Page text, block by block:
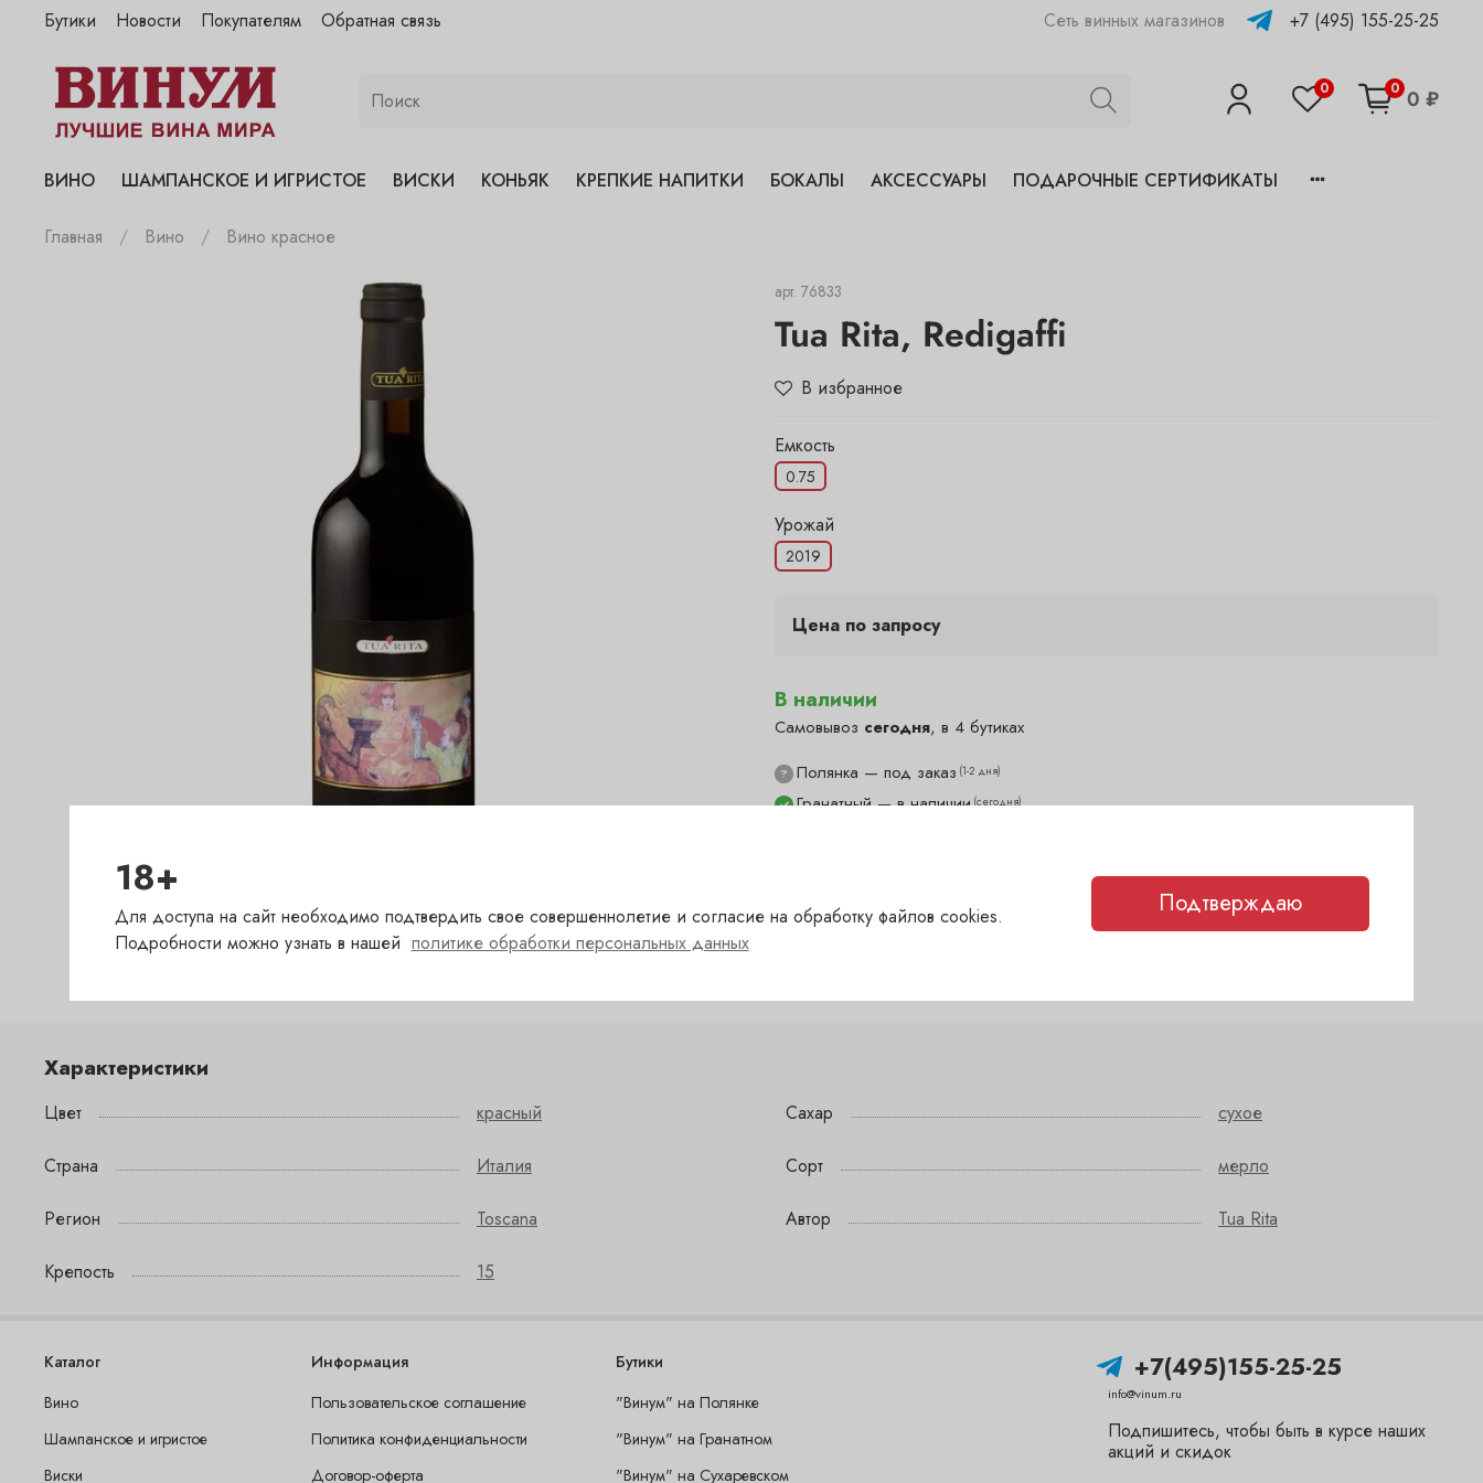
Бутики
"Винум" на Полянке
"Винум" на Гранатном
"Винум" на Сухаревском
"Винум" на Садовнической
Новости Покупателям Обратная связь Сеть винных магазинов +7 (495) 155-25-25
0 0 0 ₽
ВИНО ШАМПАНСКОЕ И ИГРИСТОЕ ВИСКИ КОНЬЯК КРЕПКИЕ НАПИТКИ БОКАЛЫ АКСЕССУАРЫ ПОДАРОЧНЫЕ СЕРТИФИКАТЫ
Главная Вино Вино красное
арт. 76833
Tua Rita, Redigaffi
В избранное
Емкость
0.75
Урожай
2019
Цена по запросу
В наличии
Самовывоз сегодня, в 4 бутиках
✓ Гранатный — в наличии(сегодня)
? Полянка — под заказ (1-2 дня)
Характеристики
Цвет красный Сахар сухое
Страна Италия Сорт мерло
Регион Toscana Автор Tua Rita
Крепость 15
Каталог
Вино
Шампанское и игристое
Виски
Информация
Пользовательское соглашение
Политика конфиденциальности
Договор-оферта
Бутики
"Винум" на Полянке
"Винум" на Гранатном
"Винум" на Сухаревском
+7(495)155-25-25
info@vinum.ru
Подпишитесь, чтобы быть в курсе наших
акций и скидок
18+
Для доступа на сайт необходимо подтвердить свое совершеннолетие и согласие на обработку файлов cookies.
Подробности можно узнать в нашей политике обработки персональных данных
Подтверждаю